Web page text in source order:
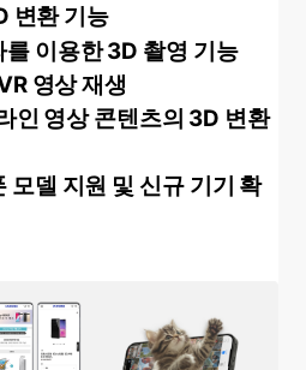
변환 기능
이용한 3D 촬영 기능
영상 재생
인 영상 콘텐츠의 3D 변환
모델 지원 및 신규 기기 확